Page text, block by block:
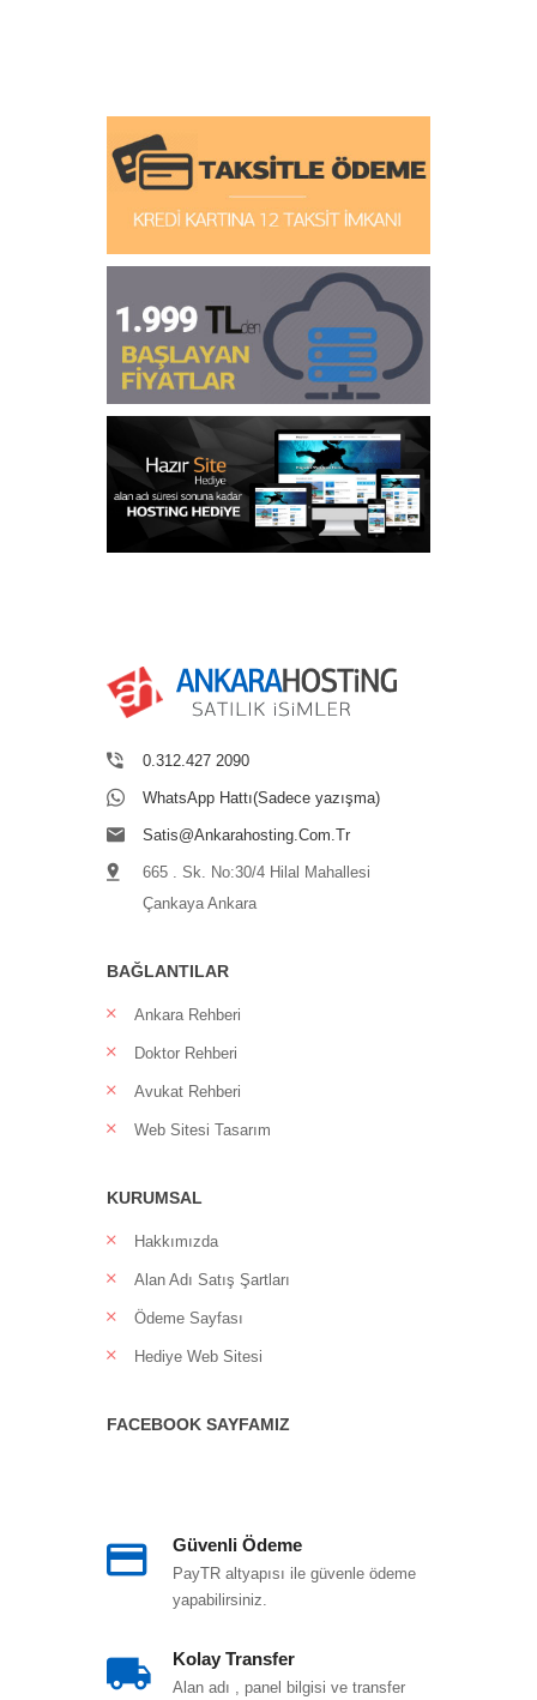
0.312.427 2090
WhatsApp Hattı(Sadece yazışma)
Satis@ankarahosting.com.tr
665 . Sk. No:30/4 Hilal Mahallesi
Çankaya Ankara
BAĞLANTILAR
Ankara Rehberi
Doktor Rehberi
Avukat Rehberi
Web Sitesi Tasarım
KURUMSAL
Hakkımızda
Alan Adı Satış Şartları
Ödeme Sayfası
Hediye Web Sitesi
FACEBOOK SAYFAMIZ
Güvenli Ödeme
PayTR altyapısı ile güvenle ödeme
yapabilirsiniz.
Kolay Transfer
Alan adı , panel bilgisi ve transfer